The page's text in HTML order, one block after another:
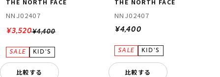
THE NORTH FACE
NNJ02407
¥4,400
¥3,520
比較する
THE NORTH FACE
NNJ02407
¥4,400
比較する